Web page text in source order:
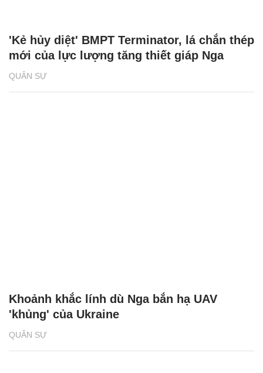
QUÂN SỰ
'Kẻ hủy diệt' BMPT Terminator, lá chắn thép
mới của lực lượng tăng thiết giáp Nga
QUÂN SỰ
Khoảnh khắc lính dù Nga bắn hạ UAV
'khủng' của Ukraine